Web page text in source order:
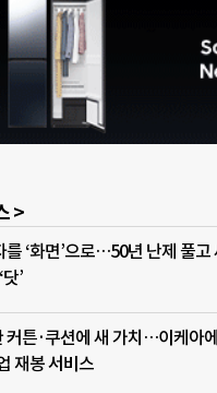
>
를 ‘화면’으로…50년 난제 풀고
’
커튼·쿠션에 새 가치…이케아
재봉 서비스